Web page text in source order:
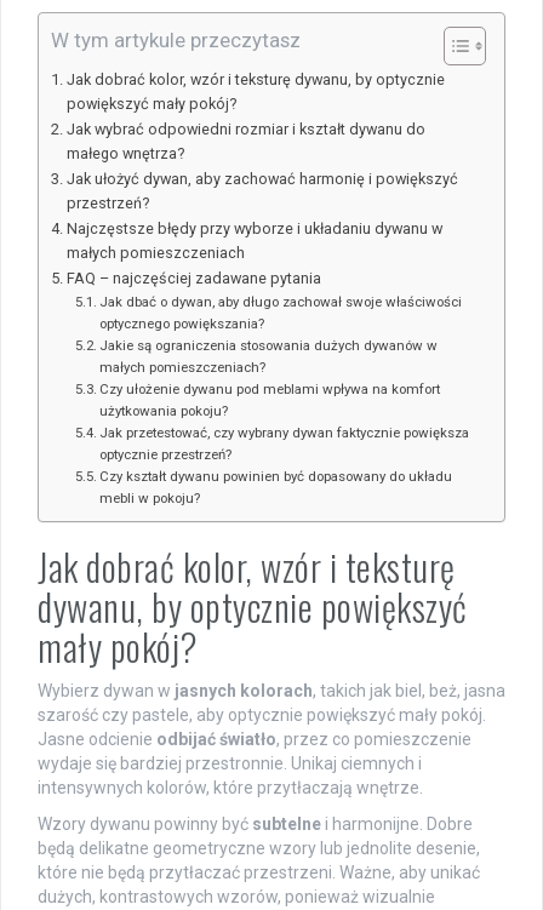
W tym artykule przeczytasz
Jak dobrać kolor, wzór i teksturę dywanu, by optycznie
powiększyć mały pokój?
Jak wybrać odpowiedni rozmiar i kształt dywanu do
małego wnętrza?
Jak ułożyć dywan, aby zachować harmonię i powiększyć
przestrzeń?
Najczęstsze błędy przy wyborze i układaniu dywanu w
małych pomieszczeniach
FAQ – najczęściej zadawane pytania
Jak dbać o dywan, aby długo zachował swoje właściwości
optycznego powiększania?
Jakie są ograniczenia stosowania dużych dywanów w
małych pomieszczeniach?
Czy ułożenie dywanu pod meblami wpływa na komfort
użytkowania pokoju?
Jak przetestować, czy wybrany dywan faktycznie powiększa
optycznie przestrzeń?
Czy kształt dywanu powinien być dopasowany do układu
mebli w pokoju?
Jak dobrać kolor, wzór i teksturę
dywanu, by optycznie powiększyć
mały pokój?
Wybierz dywan w jasnych kolorach, takich jak biel, beż, jasna
szarość czy pastele, aby optycznie powiększyć mały pokój.
Jasne odcienie odbijać światło, przez co pomieszczenie
wydaje się bardziej przestronnie. Unikaj ciemnych i
intensywnych kolorów, które przytłaczają wnętrze.
Wzory dywanu powinny być subtelne i harmonijne. Dobre
będą delikatne geometryczne wzory lub jednolite desenie,
które nie będą przytłaczać przestrzeni. Ważne, aby unikać
dużych, kontrastowych wzorów, ponieważ wizualnie